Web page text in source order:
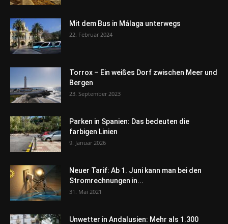
Mit dem Bus in Málaga unterwegs
22. Februar 2024
Torrox – Ein weißes Dorf zwischen Meer und
Bergen
23. September 2023
Parken in Spanien: Das bedeuten die
farbigen Linien
9. Januar 2026
Neuer Tarif: Ab 1. Juni kann man bei den
Stromrechnungen in...
31. Mai 2021
Unwetter in Andalusien: Mehr als 1.300